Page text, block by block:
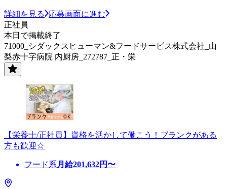
詳細を見る
応募画面に進む
正社員
本日で掲載終了
71000_シダックスヒューマン&フードサービス株式会社_山
梨赤十字病院 内厨房_272787_正・栄
【栄養士/正社員】資格を活かして働こう！ブランクがある
方も歓迎☆
フード系 月給201,632円〜